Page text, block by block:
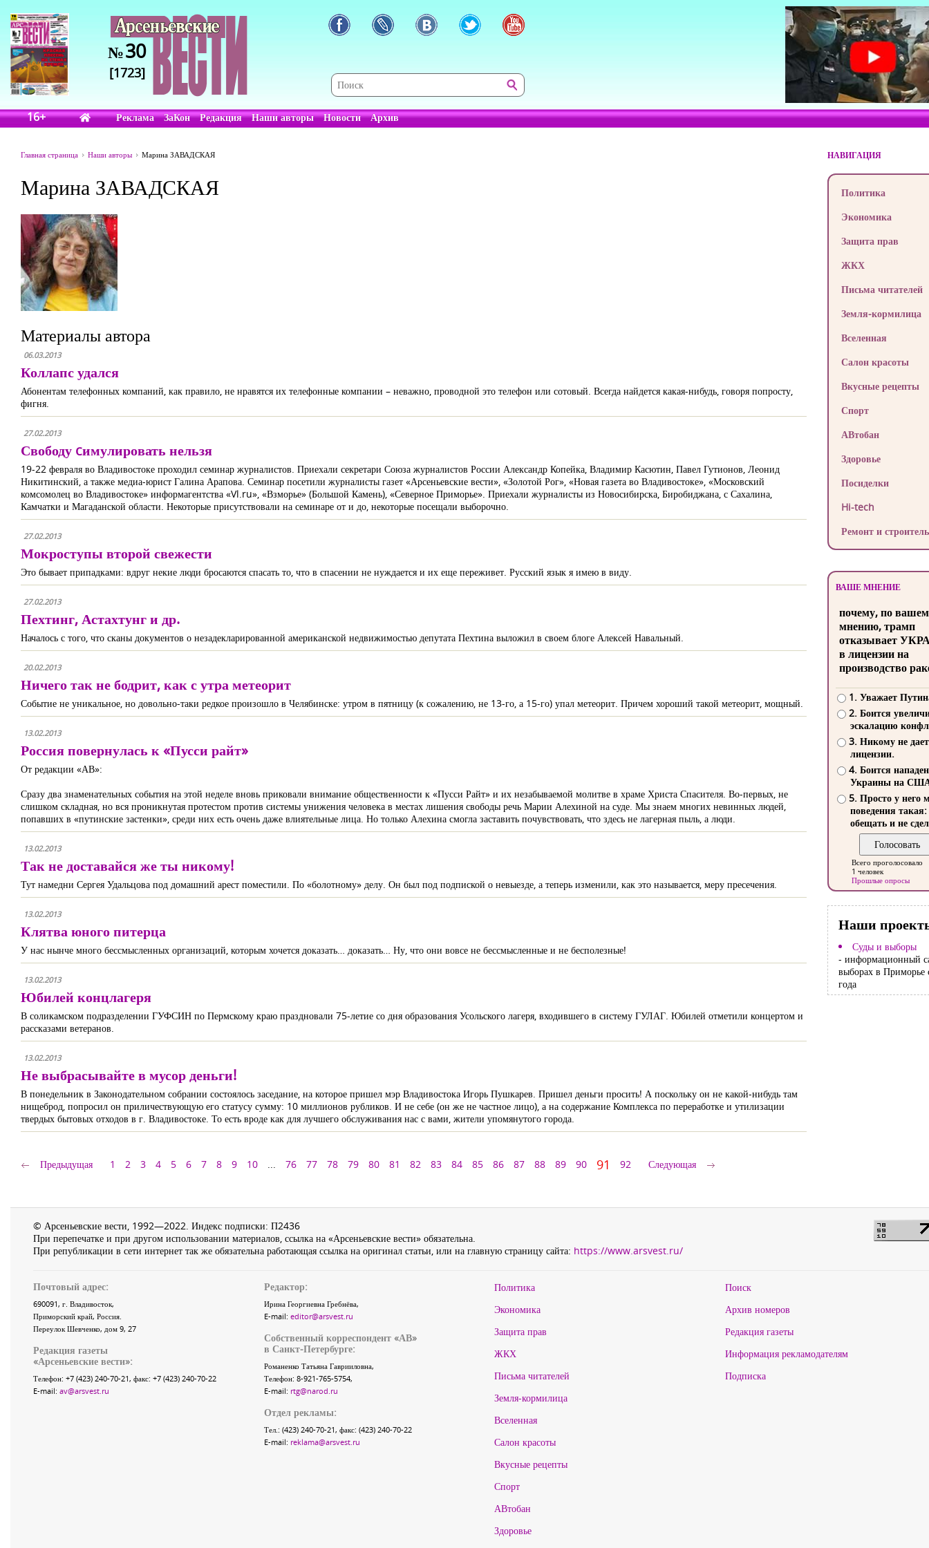
№30
[1723]
16+ Реклама ЗаКон Редакция Наши авторы Новости Архив
Главная страница Наши авторы Марина ЗАВАДСКАЯ
Марина ЗАВАДСКАЯ
Материалы автора
06.03.2013
Коллапс удался
Абонентам телефонных компаний, как правило, не нравятся их телефонные компании – неважно, проводной это телефон или сотовый. Всегда найдется какая-нибудь, говоря попросту,
фигня.
27.02.2013
Свободу cимулировать нельзя
19-22 февраля во Владивостоке проходил семинар журналистов. Приехали секретари Союза журналистов России Александр Копейка, Владимир Касютин, Павел Гутионов, Леонид
Никитинский, а также медиа-юрист Галина Арапова. Семинар посетили журналисты газет «Арсеньевские вести», «Золотой Рог», «Новая газета во Владивостоке», «Московский
комсомолец во Владивостоке» информагентства «Vl.ru», «Взморье» (Большой Камень), «Северное Приморье». Приехали журналисты из Новосибирска, Биробиджана, с Сахалина,
Камчатки и Магаданской области. Некоторые присутствовали на семинаре от и до, некоторые посещали выборочно.
27.02.2013
Мокроступы второй свежести
Это бывает припадками: вдруг некие люди бросаются спасать то, что в спасении не нуждается и их еще переживет. Русский язык я имею в виду.
27.02.2013
Пехтинг, Астахтунг и др.
Началось с того, что сканы документов о незадекларированной американской недвижимостью депутата Пехтина выложил в своем блоге Алексей Навальный.
20.02.2013
Ничего так не бодрит, как с утра метеорит
Событие не уникальное, но довольно-таки редкое произошло в Челябинске: утром в пятницу (к сожалению, не 13-го, а 15-го) упал метеорит. Причем хороший такой метеорит, мощный.
13.02.2013
Россия повернулась к «Пусси райт»
От редакции «АВ»:
Сразу два знаменательных события на этой неделе вновь приковали внимание общественности к «Пусси Райт» и их незабываемой молитве в храме Христа Спасителя. Во-первых, не
слишком складная, но вся проникнутая протестом против системы унижения человека в местах лишения свободы речь Марии Алехиной на суде. Мы знаем многих невинных людей,
попавших в «путинские застенки», среди них есть очень даже влиятельные лица. Но только Алехина смогла заставить почувствовать, что здесь не лагерная пыль, а люди.
13.02.2013
Так не доставайся же ты никому!
Тут намедни Сергея Удальцова под домашний арест поместили. По «болотному» делу. Он был под подпиской о невыезде, а теперь изменили, как это называется, меру пресечения.
13.02.2013
Клятва юного питерца
У нас нынче много бессмысленных организаций, которым хочется доказать… доказать… Ну, что они вовсе не бессмысленные и не бесполезные!
13.02.2013
Юбилей концлагеря
В соликамском подразделении ГУФСИН по Пермскому краю праздновали 75-летие со дня образования Усольского лагеря, входившего в систему ГУЛАГ. Юбилей отметили концертом и
рассказами ветеранов.
13.02.2013
Не выбрасывайте в мусор деньги!
В понедельник в Законодательном собрании состоялось заседание, на которое пришел мэр Владивостока Игорь Пушкарев. Пришел деньги просить! А поскольку он не какой-нибудь там
нищеброд, попросил он приличествующую его статусу сумму: 10 миллионов рубликов. И не себе (он же не частное лицо), а на содержание Комплекса по переработке и утилизации
твердых бытовых отходов в г. Владивостоке. То есть вроде как для лучшего обслуживания нас с вами, жители упомянутого города.
Предыдущая 1 2 3 4 5 6 7 8 9 10 ... 76 77 78 79 80 81 82 83 84 85 86 87 88 89 90 91 92 Следующая
НАВИГАЦИЯ
Политика
Экономика
Защита прав
ЖКХ
Письма читателей
Земля-кормилица
Вселенная
Салон красоты
Вкусные рецепты
Спорт
АВтобан
Здоровье
Посиделки
Hi-tech
Ремонт и
ВАШЕ МНЕНИЕ
почему, по
мнению, трамп
отказывает
в лицензии на
производство
1. Уважает
2. Боится
эскалацию
3. Никому не
лицензии.
4. Боится
Украины на
5. Просто у него
поведения такая:
обещать и не
Всего проголосовало
1 человек
Прошлые опросы
Наши
Суды и выборы
- информационный
выборах в Приморье
года
© Арсеньевские вести, 1992—2022. Индекс подписки: П2436
При перепечатке и при другом использовании материалов, ссылка на «Арсеньевские вести» обязательна.
При републикации в сети интернет так же обязательна работающая ссылка на оригинал статьи, или на главную страницу сайта: https://www.arsvest.ru/
Почтовый адрес:
690091, г. Владивосток,
Приморский край, Россия.
Переулок Шевченко, дом 9, 27
Редакция газеты
«Арсеньевские вести»:
Телефон: +7 (423) 240-70-21, факс: +7 (423) 240-70-22
E-mail: av@arsvest.ru
Редактор:
Ирина Георгиевна Гребнёва,
E-mail: editor@arsvest.ru
Собственный корреспондент «АВ»
в Санкт-Петербурге:
Романенко Татьяна Гаврииловна,
Телефон: 8-921-765-5754,
E-mail: rtg@narod.ru
Отдел рекламы:
Тел.: (423) 240-70-21, факс: (423) 240-70-22
E-mail: reklama@arsvest.ru
Политика
Экономика
Защита прав
ЖКХ
Письма читателей
Земля-кормилица
Вселенная
Салон красоты
Вкусные рецепты
Спорт
АВтобан
Здоровье
Поиск
Архив номеров
Редакция газеты
Информация рекламодателям
Подписка